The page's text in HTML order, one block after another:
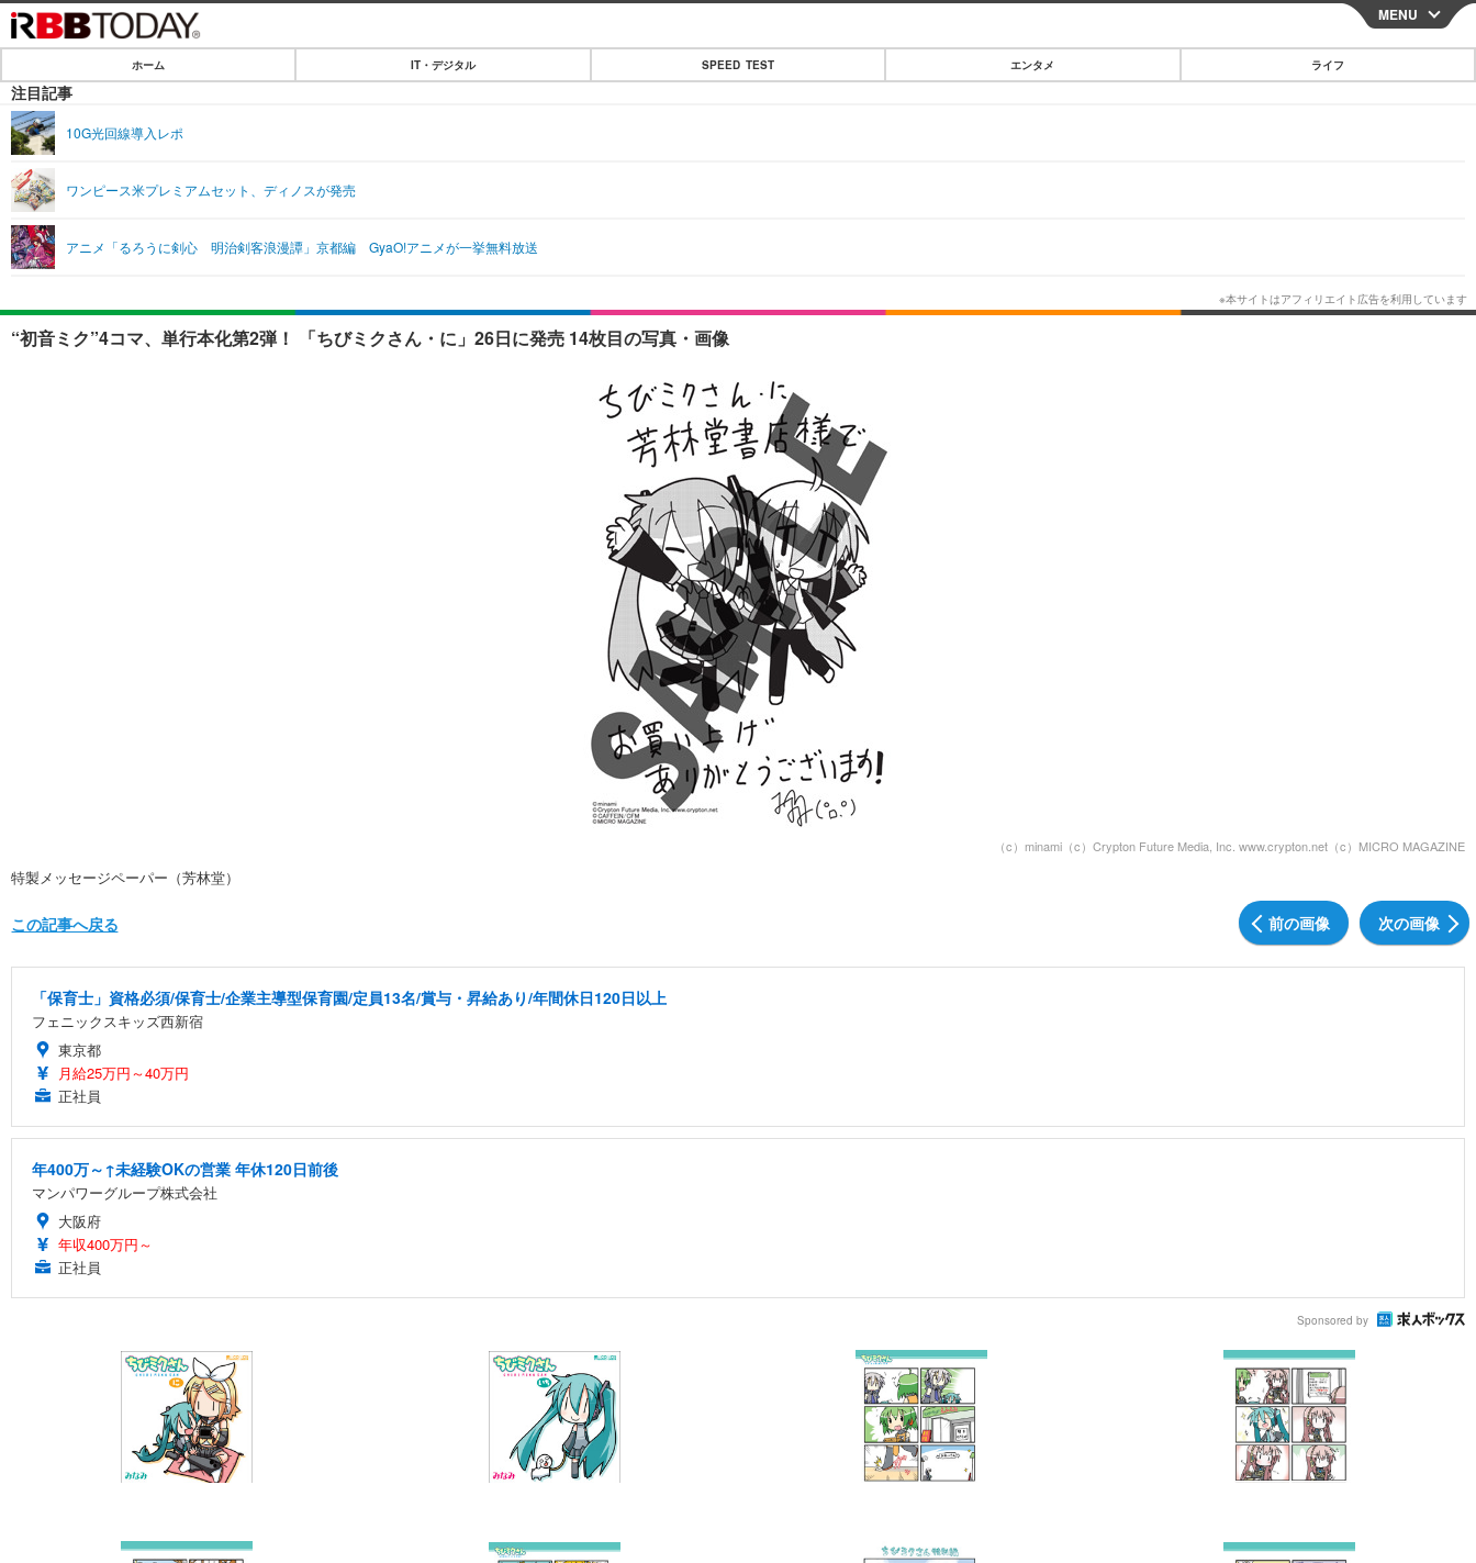
CLOSE
IT・デジタル
ショッピング
SPEED TEST
エンタメ
エンタメTOP
音楽
ライフ
ライフTOP グルメ
ペット
リリース一覧
MENU
ホーム IT・デジタル SPEED TEST エンタメ ライフ
注目記事
10G光回線導入レポ
ワンピース米プレミアムセット、ディノスが発売
アニメ「るろうに剣心 明治剣客浪漫譚」京都編 GyaO!アニメが一挙無料放送
“初音ミク”4コマ、単行本化第2弾！ 「ちびミクさん・に」26日に発売 14枚目の写真・画像
（c）minami（c）Crypton Future Media, Inc. www.crypton.net（c）MICRO MAGAZINE
特製メッセージペーパー（芳林堂）
前の画像 次の画像
この記事へ戻る
「保育士」資格必須/保育士/企業主導型保育園/定員13名/賞与・昇給あり/年間休日120日以上
フェニックスキッズ西新宿
東京都
月給25万円～40万円
正社員
年400万～↑未経験OKの営業 年休120日前後
マンパワーグループ株式会社
大阪府
年収400万円～
正社員
Sponsored by